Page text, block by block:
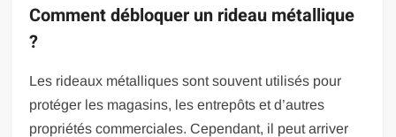
Comment débloquer un rideau métallique
?
Les rideaux métalliques sont souvent utilisés pour
protéger les magasins, les entrepôts et d’autres
propriétés commerciales. Cependant, il peut arriver